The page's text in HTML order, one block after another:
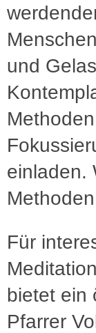
und
einladen.
Für
bietet ein
Pfarrer